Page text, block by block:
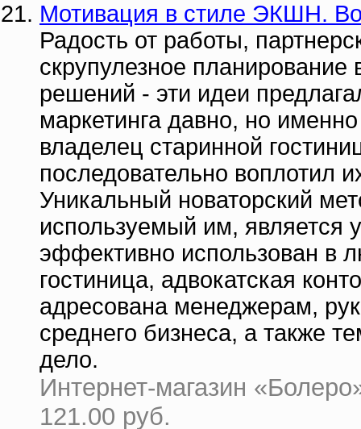
Мотивация в стиле ЭКШН.
Радость от работы,
скрупулезное планирование
решений - эти идеи
маркетинга давно, но
владелец старинной
последовательно воплотил
Уникальный новаторский
используемый им, является
эффективно использован в
гостиница, адвокатская
адресована менеджерам,
среднего бизнеса, а также
дело.
Интернет-магазин
121.00 руб.